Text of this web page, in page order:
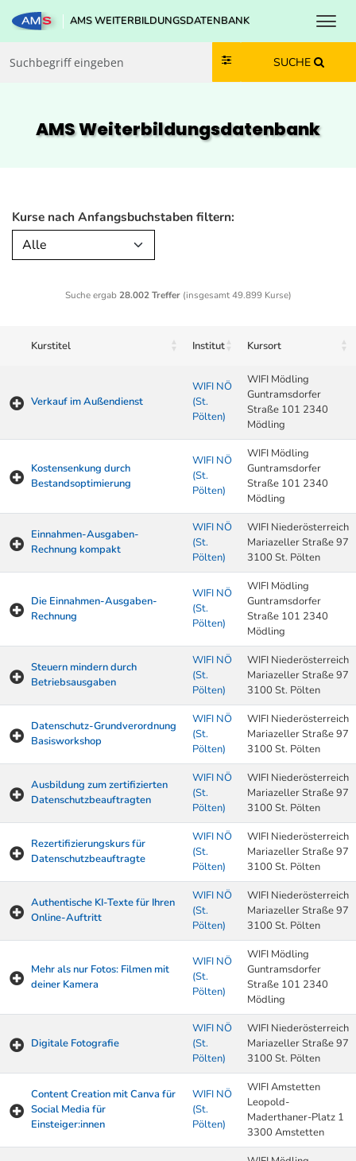
Zum Inhalt springen
Zum Navmenü springen
Zur Suche springen
Zur Footer springen
AMS WEITERBILDUNGSDATENBANK
SUCHE
AMS Weiterbildungs­datenbank
Kurse nach Anfangsbuchstaben filtern:
Alle
Suche ergab 28.002 Treffer(insgesamt 49.899 Kurse)
Kurstitel Institut Kursort
Verkauf im Außendienst
WIFI NÖ
(St.
Pölten)
WIFI Mödling
Guntramsdorfer
Straße 101 2340
Mödling
Kostensenkung durch
Bestandsoptimierung
WIFI NÖ
(St.
Pölten)
WIFI Mödling
Guntramsdorfer
Straße 101 2340
Mödling
Einnahmen-Ausgaben-
Rechnung kompakt
WIFI NÖ
(St.
Pölten)
WIFI Niederösterreich
Mariazeller Straße 97
3100 St. Pölten
Die Einnahmen-Ausgaben-
Rechnung
WIFI NÖ
(St.
Pölten)
WIFI Mödling
Guntramsdorfer
Straße 101 2340
Mödling
Steuern mindern durch
Betriebsausgaben
WIFI NÖ
(St.
Pölten)
WIFI Niederösterreich
Mariazeller Straße 97
3100 St. Pölten
Datenschutz-Grundverordnung
Basisworkshop
WIFI NÖ
(St.
Pölten)
WIFI Niederösterreich
Mariazeller Straße 97
3100 St. Pölten
Ausbildung zum zertifizierten
Datenschutzbeauftragten
WIFI NÖ
(St.
Pölten)
WIFI Niederösterreich
Mariazeller Straße 97
3100 St. Pölten
Rezertifizierungskurs für
Datenschutzbeauftragte
WIFI NÖ
(St.
Pölten)
WIFI Niederösterreich
Mariazeller Straße 97
3100 St. Pölten
Authentische KI-Texte für Ihren
Online-Auftritt
WIFI NÖ
(St.
Pölten)
WIFI Niederösterreich
Mariazeller Straße 97
3100 St. Pölten
Mehr als nur Fotos: Filmen mit
deiner Kamera
WIFI NÖ
(St.
Pölten)
WIFI Mödling
Guntramsdorfer
Straße 101 2340
Mödling
Digitale Fotografie
WIFI NÖ
(St.
Pölten)
WIFI Niederösterreich
Mariazeller Straße 97
3100 St. Pölten
Content Creation mit Canva für
Social Media für
Einsteiger:innen
WIFI NÖ
(St.
Pölten)
WIFI Amstetten
Leopold-
Maderthaner-Platz 1
3300 Amstetten